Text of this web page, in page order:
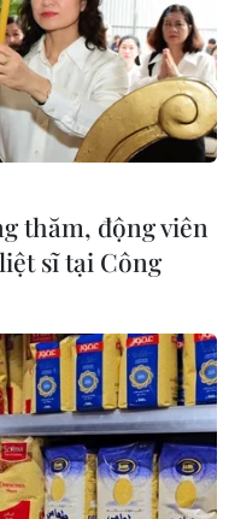
hóa sách chữ
được 1.094 cuốn sách
thăm, động viên
sĩ tại Công